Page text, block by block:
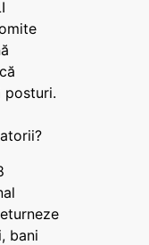
posturi.
bani